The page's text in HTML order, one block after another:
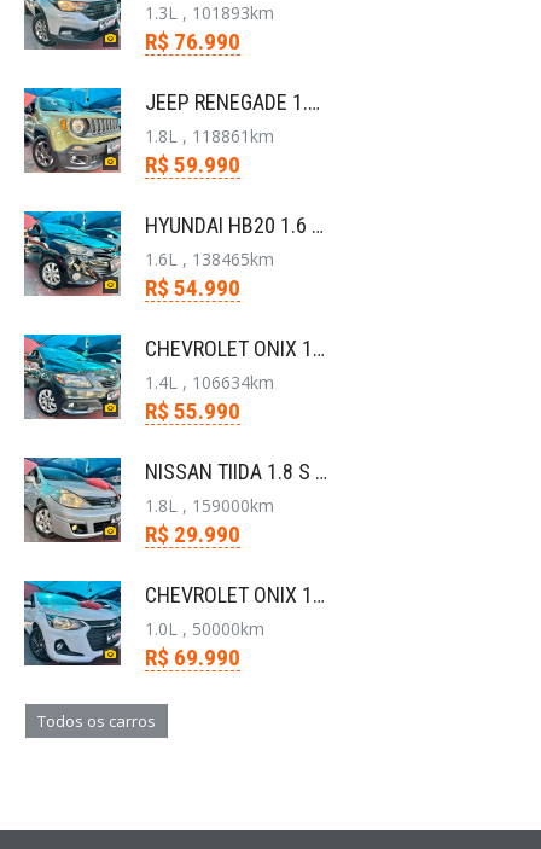
1.3L , 101893km
R$ 76.990
JEEP RENEGADE 1.8 16V FLEX SPORT 4P AUTOMÁTICO
1.8L , 118861km
R$ 59.990
HYUNDAI HB20 1.6 COMFORT PLUS 16V FLEX 4P AUTOMÁTI
1.6L , 138465km
R$ 54.990
CHEVROLET ONIX 1.4 MPFI LT 8V FLEX 4P AUTOMÁTICO
1.4L , 106634km
R$ 55.990
NISSAN TIIDA 1.8 S 16V FLEX 4P MANUAL
1.8L , 159000km
R$ 29.990
CHEVROLET ONIX 1.0 FLEX PLUS LT MANUAL
1.0L , 50000km
R$ 69.990
Todos os carros